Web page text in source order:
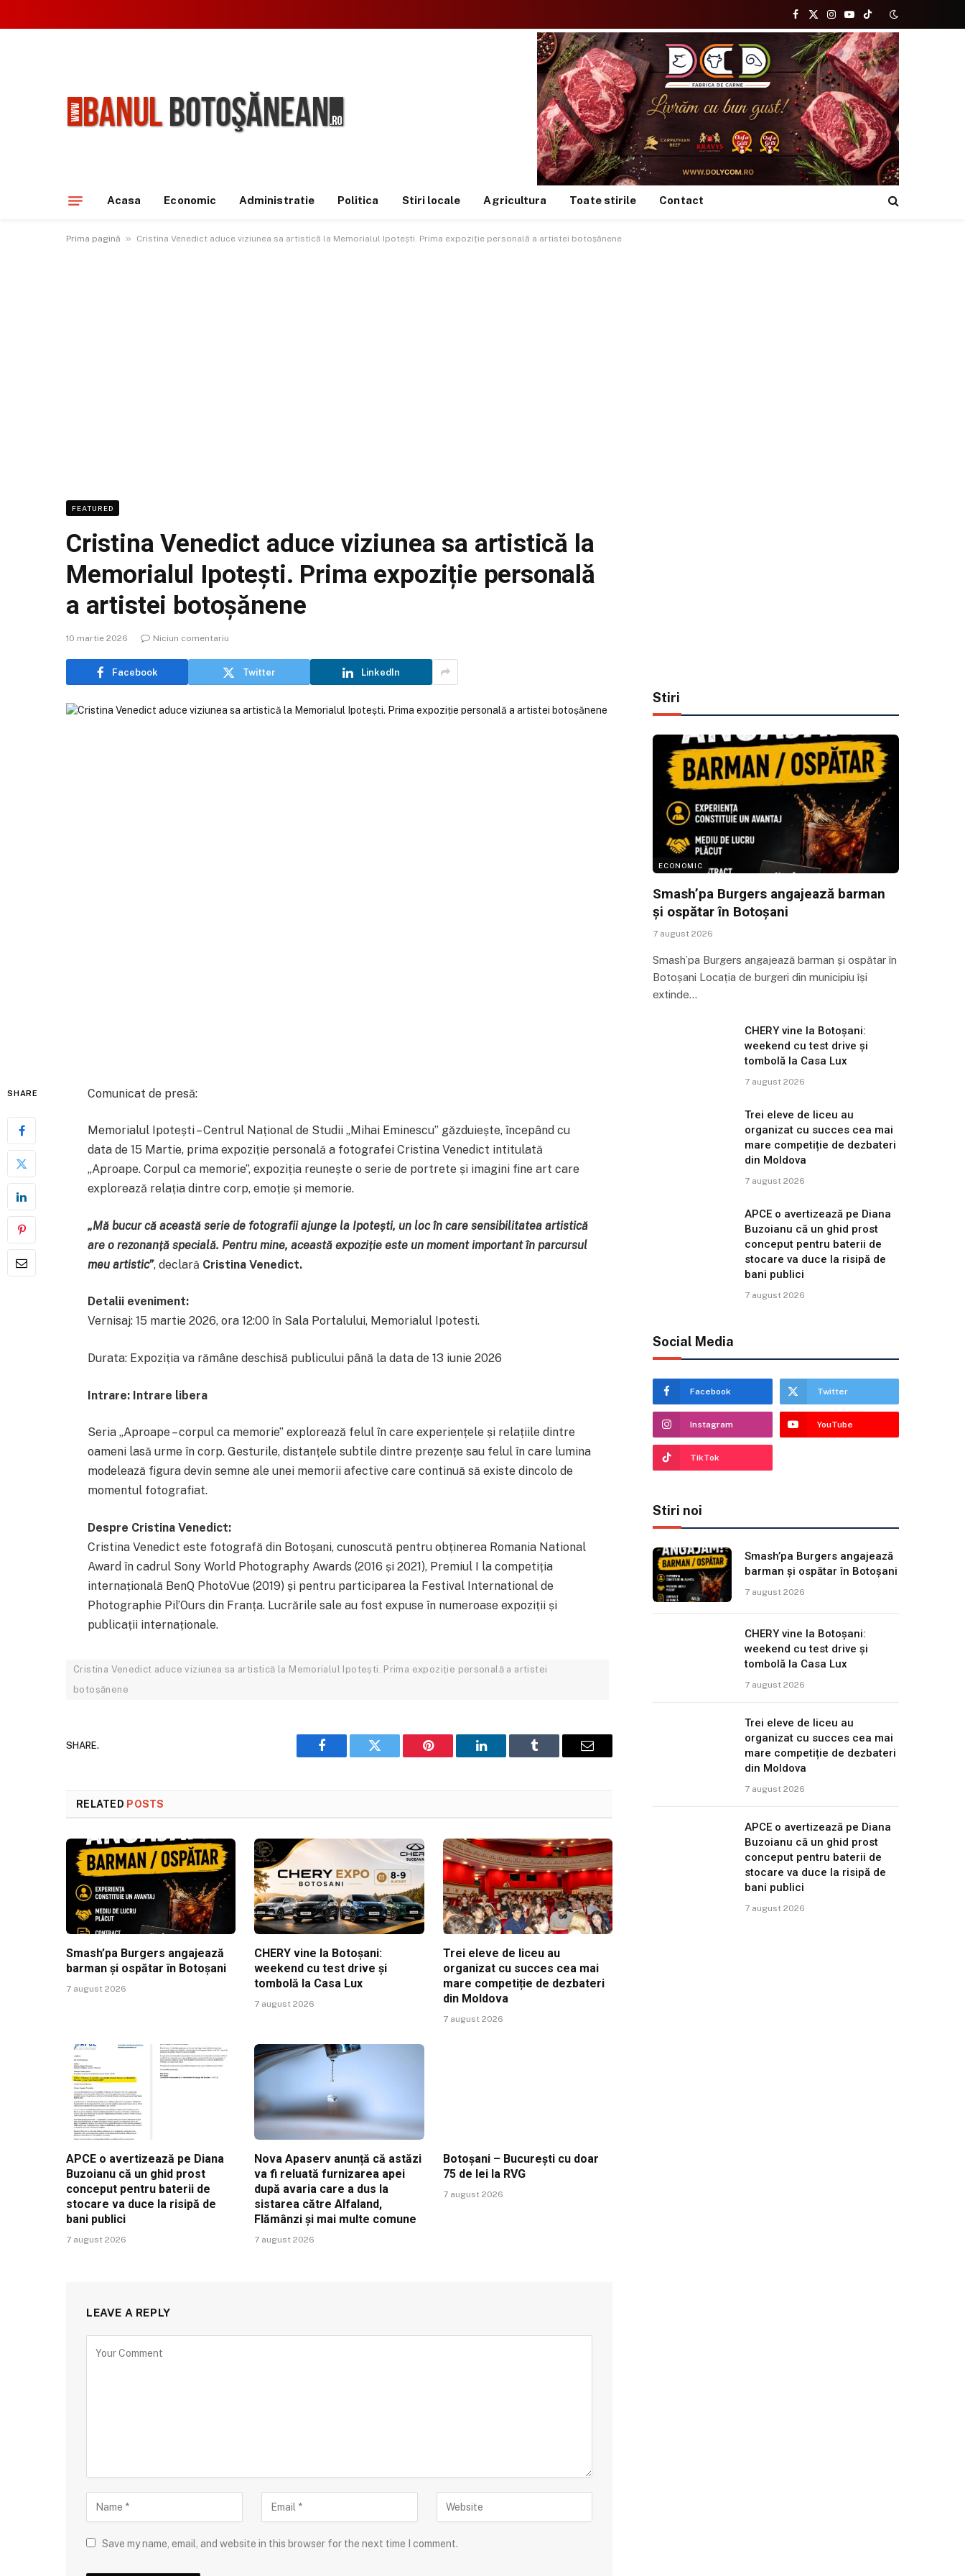
Facebook
X
(Twitter)
Instagram
YouTubeTikTok
Acasa Economic Administratie Politica Stiri locale Agricultura Toate stirile Contact
Prima pagină » Cristina Venedict aduce viziunea sa artistică la Memorialul Ipotești. Prima expoziție personală a artistei botoșănene
FEATURED
Cristina Venedict aduce viziunea sa artistică la
Memorialul Ipotești. Prima expoziție personală
a artistei botoșănene
10 martie 2026 Niciun comentariu
Facebook Twitter LinkedIn
SHARE Comunicat de presă:
Memorialul Ipotești – Centrul Național de Studii „Mihai Eminescu” găzduiește, începând cu
data de 15 Martie, prima expoziție personală a fotografei Cristina Venedict intitulată
„Aproape. Corpul ca memorie”, expoziția reunește o serie de portrete și imagini fine art care
explorează relația dintre corp, emoție și memorie.
„Mă bucur că această serie de fotografii ajunge la Ipotești, un loc în care sensibilitatea artistică
are o rezonanță specială. Pentru mine, această expoziție este un moment important în parcursul
meu artistic”, declară Cristina Venedict.
Detalii eveniment:
Vernisaj: 15 martie 2026, ora 12:00 în Sala Portalului, Memorialul Ipotesti.
Durata: Expoziția va rămâne deschisă publicului până la data de 13 iunie 2026
Intrare: Intrare libera
Seria „Aproape – corpul ca memorie” explorează felul în care experiențele și relațiile dintre
oameni lasă urme în corp. Gesturile, distanțele subtile dintre prezențe sau felul în care lumina
modelează figura devin semne ale unei memorii afective care continuă să existe dincolo de
momentul fotografiat.
Despre Cristina Venedict:
Cristina Venedict este fotografă din Botoșani, cunoscută pentru obținerea Romania National
Award în cadrul Sony World Photography Awards (2016 și 2021), Premiul I la competiția
internațională BenQ PhotoVue (2019) și pentru participarea la Festival International de
Photographie Pil’Ours din Franța. Lucrările sale au fost expuse în numeroase expoziții și
publicații internaționale.
Cristina Venedict aduce viziunea sa artistică la Memorialul Ipotești. Prima expoziție personală a artistei
botoșănene
SHARE.
Facebook Twitter Pinterest LinkedIn Tumblr Email
RELATED POSTS
Smash’pa Burgers angajează
barman și ospătar în Botoșani
7 august 2026
CHERY vine la Botoșani:
weekend cu test drive și
tombolă la Casa Lux
7 august 2026
Trei eleve de liceu au
organizat cu succes cea mai
mare competiție de dezbateri
din Moldova
7 august 2026
APCE o avertizează pe Diana
Buzoianu că un ghid prost
conceput pentru baterii de
stocare va duce la risipă de
bani publici
7 august 2026
Nova Apaserv anunță că astăzi
va fi reluată furnizarea apei
după avaria care a dus la
sistarea către Alfaland,
Flămânzi și mai multe comune
7 august 2026
Botoșani – București cu doar
75 de lei la RVG
7 august 2026
LEAVE A REPLY
Save my name, email, and website in this browser for the next time I comment.
Stiri
ECONOMIC
Smash’pa Burgers angajează barman
și ospătar în Botoșani
7 august 2026
Smash’pa Burgers angajează barman și ospătar în
Botoșani Locația de burgeri din municipiu își
extinde…
CHERY vine la Botoșani:
weekend cu test drive și
tombolă la Casa Lux
7 august 2026
Trei eleve de liceu au
organizat cu succes cea mai
mare competiție de dezbateri
din Moldova
7 august 2026
APCE o avertizează pe Diana
Buzoianu că un ghid prost
conceput pentru baterii de
stocare va duce la risipă de
bani publici
7 august 2026
Social Media
Facebook Twitter
Instagram YouTube
TikTok
Stiri noi
Smash’pa Burgers angajează
barman și ospătar în Botoșani
7 august 2026
CHERY vine la Botoșani:
weekend cu test drive și
tombolă la Casa Lux
7 august 2026
Trei eleve de liceu au
organizat cu succes cea mai
mare competiție de dezbateri
din Moldova
7 august 2026
APCE o avertizează pe Diana
Buzoianu că un ghid prost
conceput pentru baterii de
stocare va duce la risipă de
bani publici
7 august 2026